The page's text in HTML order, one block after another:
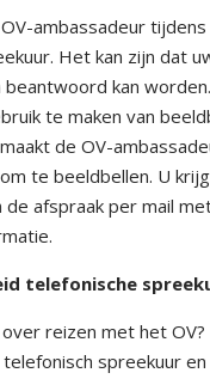
ambassadeur
Het kan zijn dat
kan
te maken van
de OV-
te beeldbellen. U
afspraak per mail
telefonische
reizen met het OV?
spreekuur